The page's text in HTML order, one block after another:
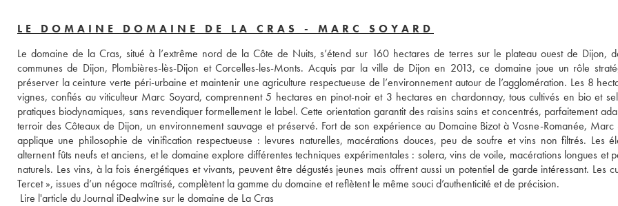
LE DOMAINE DOMAINE DE LA CRAS - MARC SOYARD
Le domaine de la Cras, situé à l’extrême nord de la Côte de Nuits, s’étend sur 160 hectares de terres sur le plateau ouest de Dijon,
communes de Dijon, Plombières-lès-Dijon et Corcelles-les-Monts. Acquis par la ville de Dijon en 2013, ce domaine joue un rôle
préserver la ceinture verte péri-urbaine et maintenir une agriculture respectueuse de l’environnement autour de l’agglomération. Les 8
vignes, confiés au viticulteur Marc Soyard, comprennent 5 hectares en pinot-noir et 3 hectares en chardonnay, tous cultivés en bio et
pratiques biodynamiques, sans revendiquer formellement le label. Cette orientation garantit des raisins sains et concentrés, parfaitement
terroir des Côteaux de Dijon, un environnement sauvage et préservé. Fort de son expérience au Domaine Bizot à Vosne-Romanée, Marc
applique une philosophie de vinification respectueuse : levures naturelles, macérations douces, peu de soufre et vins non filtrés. Les
alternent fûts neufs et anciens, et le domaine explore différentes techniques expérimentales : solera, vins de voile, macérations longues et
naturels. Les vins, à la fois énergétiques et vivants, peuvent être dégustés jeunes mais offrent aussi un potentiel de garde intéressant. Les
Tercet », issues d’un négoce maîtrisé, complètent la gamme du domaine et reflètent le même souci d’authenticité et de précision.
Lire l'article du Journal iDealwine sur le domaine de La Cras